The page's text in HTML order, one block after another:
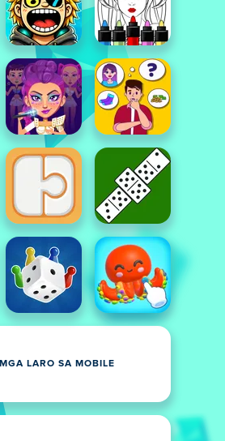
MGA LARO SA MOBILE